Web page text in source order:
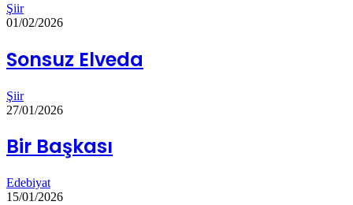
Şiir
01/02/2026
Sonsuz Elveda
Şiir
27/01/2026
Bir Başkası
Edebiyat
15/01/2026